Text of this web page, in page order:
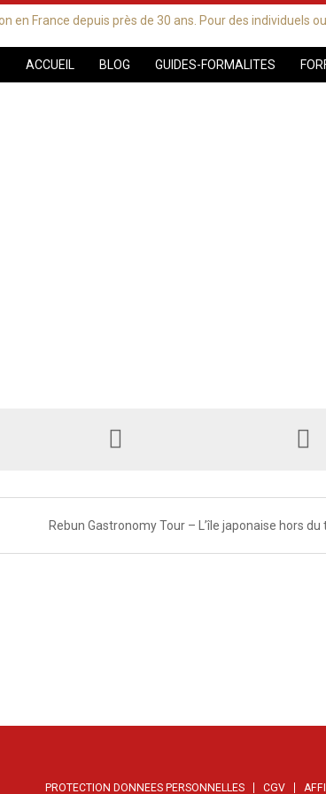
ACCUEIL BLOG GUIDES-FORMALITES
Rebun Gastronomy Tour – L’île japonaise hors du
PROTECTION DONNEES PERSONNELLES CGV